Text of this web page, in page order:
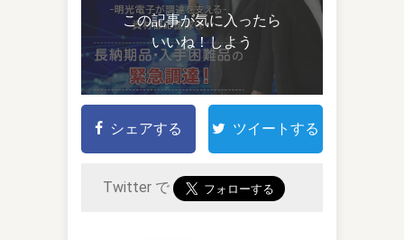
この記事が気に入ったら
いいね！しよう
シェアする ツイートする
Twitter で